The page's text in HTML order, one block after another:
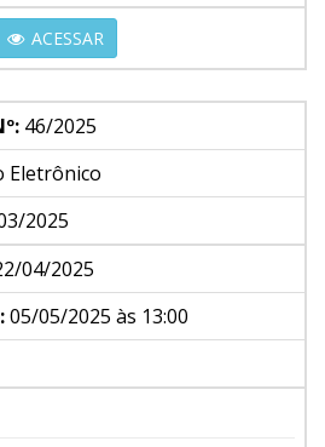
ACESSAR
46/2025
Eletrônico
2025
04/2025
05/05/2025 às 13:00